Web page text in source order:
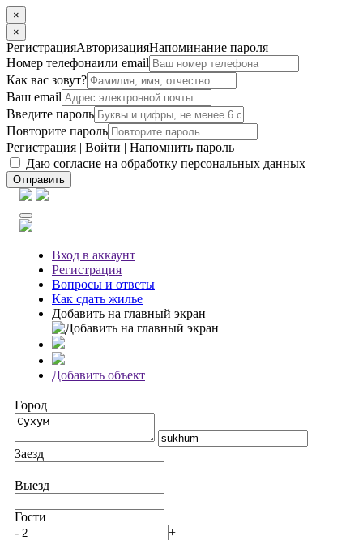
×
×
РегистрацияАвторизацияНапоминание пароля
Номер телефонаили email
Как вас зовут?
Ваш email
Введите пароль
Повторите пароль
Регистрация | Войти | Напомнить пароль
Даю согласие на обработку персональных данных
Отправить
Вход в аккаунт
Регистрация
Вопросы и ответы
Как сдать жилье
Добавить на главный экран
Добавить объект
Город
Заезд
Выезд
Гости
-
+